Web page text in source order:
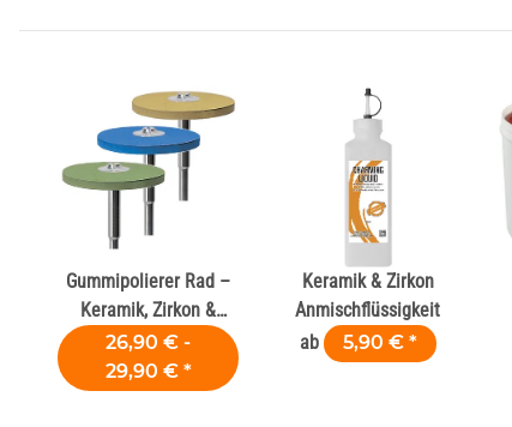
Gummipolierer Rad –
Keramik, Zirkon &
Komposit
26,90 € -
29,90 € *
Keramik & Zirkon
Anmischflüssigkeit
ab
5,90 € *